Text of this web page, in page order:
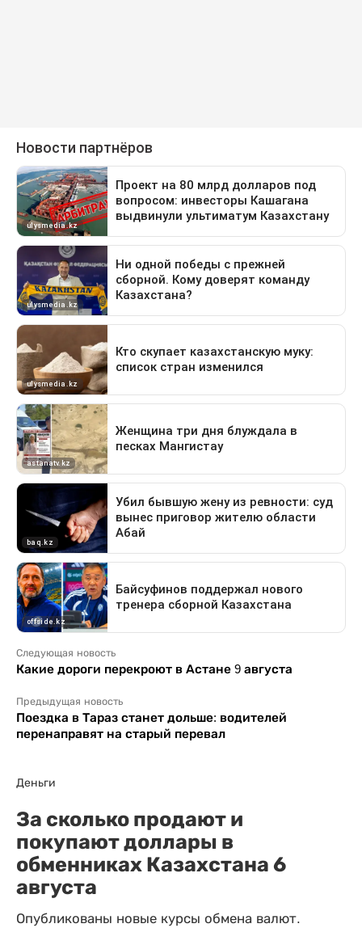
Следующая новость
Какие дороги перекроют в Астане 9 августа
Предыдущая новость
Поездка в Тараз станет дольше: водителей
перенаправят на старый перевал
Деньги
За сколько продают и
покупают доллары в
обменниках Казахстана 6
августа
Опубликованы новые курсы обмена валют.